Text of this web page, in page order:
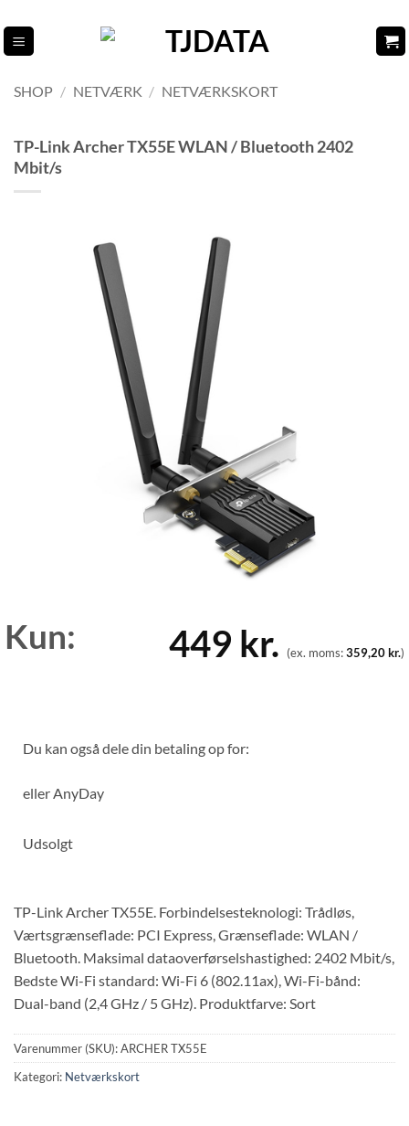
til
indhold
SHOP / NETVÆRK / NETVÆRKSKORT
TP-Link Archer TX55E WLAN / Bluetooth 2402
Mbit/s
Kun: 449 kr. (ex. moms:359,20kr.)
Du kan også dele din betaling op for:
eller AnyDay
Udsolgt
TP-Link Archer TX55E. Forbindelsesteknologi: Trådløs,
Værtsgrænseflade: PCI Express, Grænseflade: WLAN /
Bluetooth. Maksimal dataoverførselshastighed: 2402 Mbit/s,
Bedste Wi-Fi standard: Wi-Fi 6 (802.11ax), Wi-Fi-bånd:
Dual-band (2,4 GHz / 5 GHz). Produktfarve: Sort
Varenummer (SKU):ARCHER TX55E
Kategori: Netværkskort